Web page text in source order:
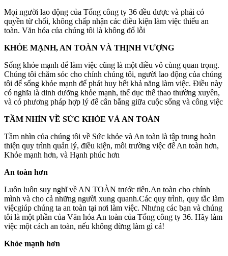
Mọi người lao động của Tổng công ty 36 đều được và phải có
quyền từ chối, không chấp nhận các điều kiện làm việc thiếu an
toàn. Văn hóa của chúng tôi là không đổ lỗi
KHỎE MẠNH, AN TOÀN VÀ THỊNH VƯỢNG
Sống khỏe mạnh để làm việc cũng là một điều vô cùng quan trọng.
Chúng tôi chăm sóc cho chính chúng tôi, người lao động của chúng
tôi để sống khỏe mạnh để phát huy hết khả năng làm việc. Điều này
có nghĩa là dinh dưỡng khỏe mạnh, thể dục thể thao thường xuyên,
và có phương pháp hợp lý để cân bằng giữa cuộc sống và công việc
TẦM NHÌN VỀ SỨC KHỎE VÀ AN TOÀN
Tầm nhìn của chúng tôi về Sức khỏe và An toàn là tập trung hoàn
thiện quy trình quản lý, điều kiện, môi trường việc để An toàn hơn,
Khỏe mạnh hơn, và Hạnh phúc hơn
An toàn hơn
Luôn luôn suy nghĩ về AN TOÀN trước tiên.An toàn cho chính
mình và cho cả những người xung quanh.Các quy trình, quy tắc làm
việcgiúp chúng ta an toàn tại nơi làm việc. Nhưng các bạn và chúng
tôi là một phần của Văn hóa An toàn của Tổng công ty 36. Hãy làm
việc một cách an toàn, nếu không đừng làm gì cả!
Khỏe mạnh hơn